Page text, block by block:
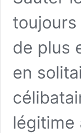
de plus
en
légitime